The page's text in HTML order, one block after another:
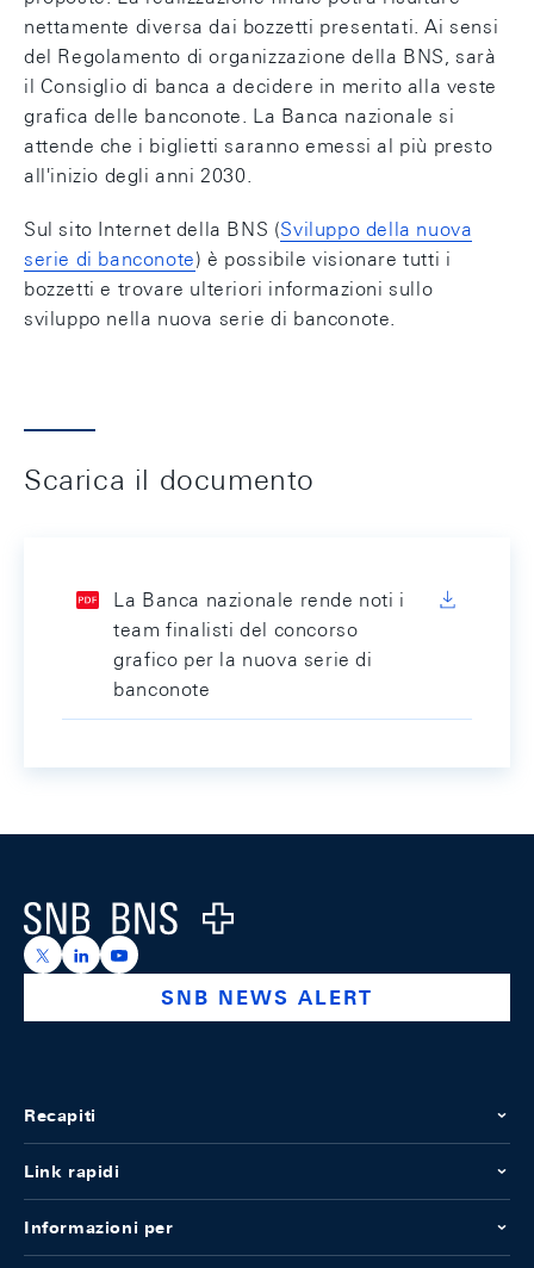
nettamente diversa dai bozzetti presentati. Ai sensi
del Regolamento di organizzazione della BNS, sarà
il Consiglio di banca a decidere in merito alla veste
grafica delle banconote. La Banca nazionale si
attende che i biglietti saranno emessi al più presto
all'inizio degli anni 2030.
Sul sito Internet della BNS (Sviluppo della nuova
serie di banconote) è possibile visionare tutti i
bozzetti e trovare ulteriori informazioni sullo
sviluppo nella nuova serie di banconote.
Scarica il documento
La Banca nazionale rende noti i
team finalisti del concorso
grafico per la nuova serie di
banconote
Logo
https://x.com/snb_bns
https://ch.linkedin.com/company/swiss-national-
https://www.youtube.com/@swissnationalbank
SNB NEWS ALERT
Recapiti
Link rapidi
Informazioni per